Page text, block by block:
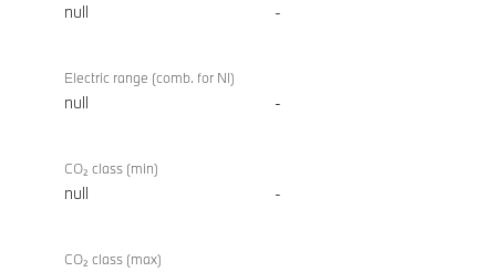
null -
Electric range (comb. for NI)
null -
CO₂ class (min)
null -
CO₂ class (max)